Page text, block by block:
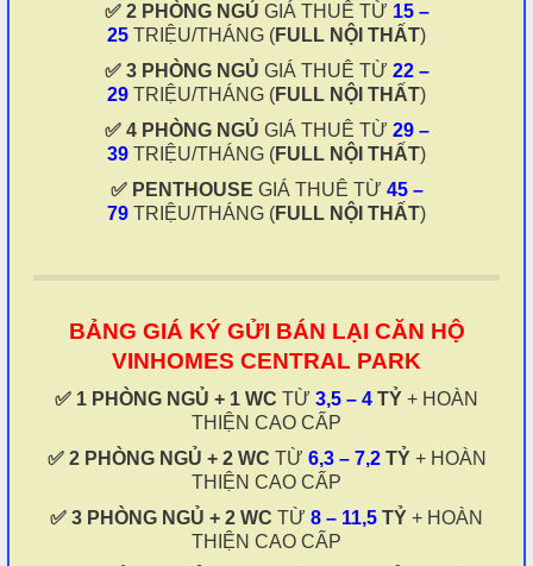
✅ 2 PHÒNG NGỦ GIÁ THUÊ TỪ 15 –
25 TRIỆU/THÁNG (FULL NỘI THẤT)
✅ 3 PHÒNG NGỦ GIÁ THUÊ TỪ 22 –
29 TRIỆU/THÁNG (FULL NỘI THẤT)
✅ 4 PHÒNG NGỦ GIÁ THUÊ TỪ 29 –
39 TRIỆU/THÁNG (FULL NỘI THẤT)
✅ PENTHOUSE GIÁ THUÊ TỪ 45 –
79 TRIỆU/THÁNG (FULL NỘI THẤT)
BẢNG GIÁ KÝ GỬI BÁN LẠI CĂN HỘ
VINHOMES CENTRAL PARK
✅ 1 PHÒNG NGỦ + 1 WC TỪ 3,5 – 4 TỶ + HOÀN
THIỆN CAO CẤP
✅ 2 PHÒNG NGỦ + 2 WC TỪ 6,3 – 7,2TỶ+ HOÀN
THIỆN CAO CẤP
✅ 3 PHÒNG NGỦ + 2 WC TỪ 8 – 11,5 TỶ + HOÀN
THIỆN CAO CẤP